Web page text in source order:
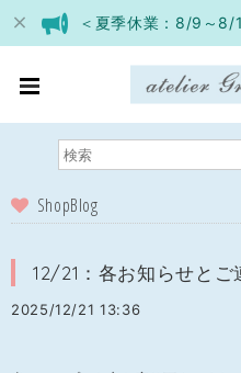
＜夏季休業：8/9～
ShopBlog
12/21：各お知らせとご
2025/12/21 13:36